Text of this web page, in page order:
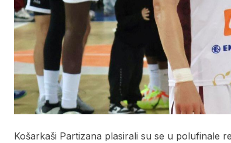
Košarkaši Partizana plasirali su se u polufinale